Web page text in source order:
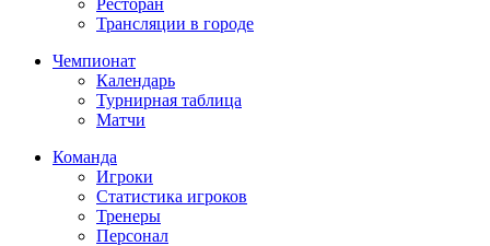
Трансляции в городе
Чемпионат
Календарь
Турнирная таблица
Матчи
Команда
Игроки
Статистика игроков
Тренеры
Персонал